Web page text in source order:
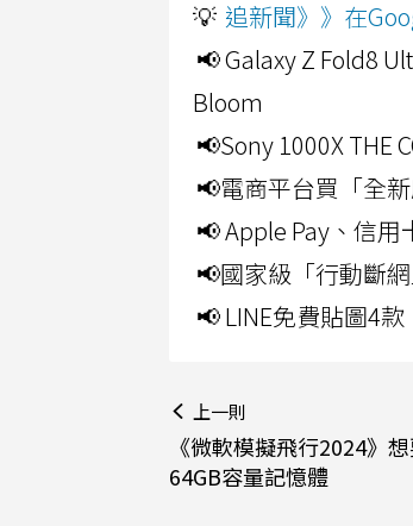
💡 追新聞》》在
📢 Galaxy Z Fold8
Bloom
📢Sony 1000X THE
📢電商平台買「全
📢 Apple Pay、信
📢國家級「行動斷
📢 LINE免費貼圖4
上一則
《微軟模擬飛行2024》
64GB容量記憶體